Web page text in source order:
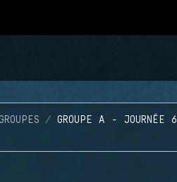
GROUPE A - JOURNÉE 6